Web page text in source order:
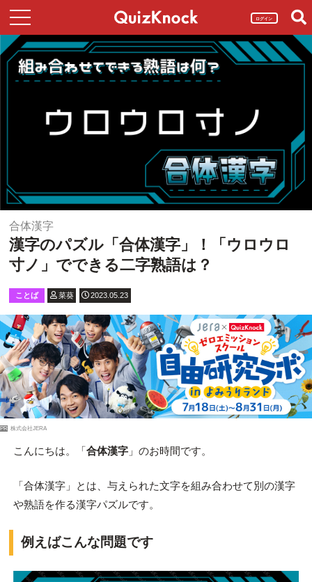
ログイン
合体漢字
漢字のパズル「合体漢字」！「ウロウロ
寸ノ」でできる二字熟語は？
ことば 菜葵 2023.05.23
PR 株式会社JERA
こんにちは。「合体漢字」のお時間です。
「合体漢字」とは、与えられた文字を組み合わせて別の漢字
や熟語を作る漢字パズルです。
例えばこんな問題です